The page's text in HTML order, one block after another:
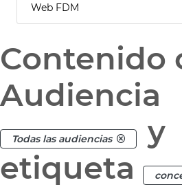
Web FDM
Contenido
Audiencia
Todas las audiencias
y
etiqueta